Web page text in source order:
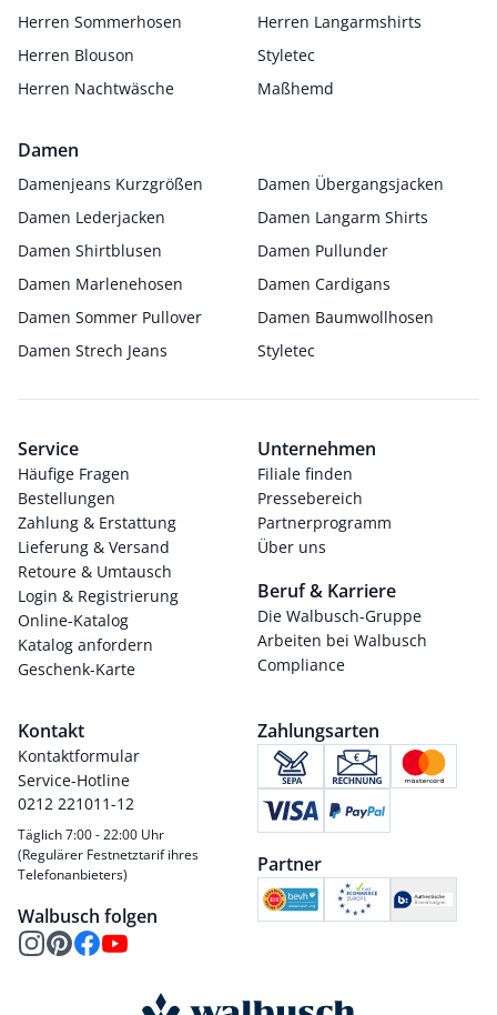
Herren Sommerhosen
Herren Langarmshirts
Herren Blouson
Styletec
Herren Nachtwäsche
Maßhemd
Damen
Damenjeans Kurzgrößen
Damen Übergangsjacken
Damen Lederjacken
Damen Langarm Shirts
Damen Shirtblusen
Damen Pullunder
Damen Marlenehosen
Damen Cardigans
Damen Sommer Pullover
Damen Baumwollhosen
Damen Strech Jeans
Styletec
Service
Häufige Fragen
Bestellungen
Zahlung & Erstattung
Lieferung & Versand
Retoure & Umtausch
Login & Registrierung
Online-Katalog
Katalog anfordern
Geschenk-Karte
Unternehmen
Filiale finden
Pressebereich
Partnerprogramm
Über uns
Beruf & Karriere
Die Walbusch-Gruppe
Arbeiten bei Walbusch
Compliance
Kontakt
Kontaktformular
Service-Hotline
0212 221011-12
Täglich 7:00 - 22:00 Uhr
(Regulärer Festnetztarif ihres
Telefonanbieters)
Walbusch folgen
Zahlungsarten
Partner